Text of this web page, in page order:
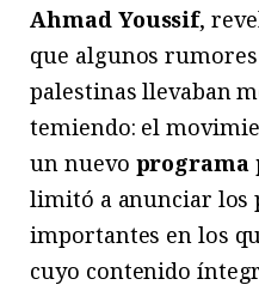
Ahmad Youssif,
que algunos
palestinas llevaban
temiendo: el
un nuevo programa
limitó a anunciar los
importantes en los
cuyo contenido